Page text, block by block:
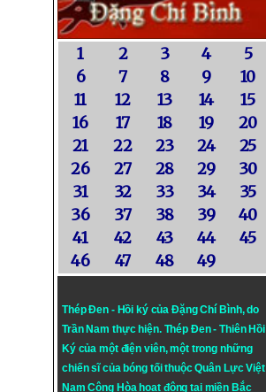
1 2 3 4
5
6
7 8 9
10
11
12 13 14
15
16
17 18 19
20
21
22 23 24
25
26
27 28 29
30
31
32 33 34
35
36
37 38 39
40
41
42 43 44
45
46
47 48 49
Thép Đen - Hồi ký của Đặng Chí Bình, do
Trần Nam thực hiện. Thép Đen- Thiên Hồi
Ký của một điện viên, một trong những
chiến sĩ của bóng tối thuộc Quân Lực Việt
Nam Cộng Hòa hoạt động tại miền Bắc